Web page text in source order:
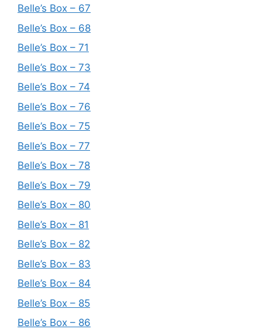
Belle’s Box – 67
Belle’s Box – 68
Belle’s Box – 71
Belle’s Box – 73
Belle’s Box – 74
Belle’s Box – 76
Belle’s Box – 75
Belle’s Box – 77
Belle’s Box – 78
Belle’s Box – 79
Belle’s Box – 80
Belle’s Box – 81
Belle’s Box – 82
Belle’s Box – 83
Belle’s Box – 84
Belle’s Box – 85
Belle’s Box – 86